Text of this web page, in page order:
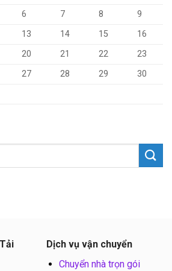
6 7 8
9
13 14 15
16
20 21 22
23
27 28 29
30
Dịch vụ vận chuyển
Chuyển nhà trọn gói